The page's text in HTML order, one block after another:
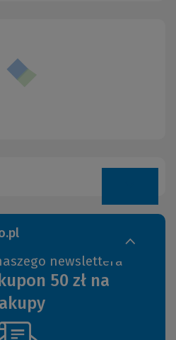
newslettera
50 zł na